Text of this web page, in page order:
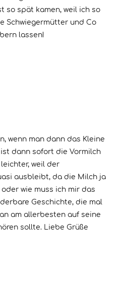
so spät kamen, weil ich so
Schwiegermütter und Co
lassen!
wenn man dann das Kleine
dann sofort die Vormilch
weil der
ausbleibt, da die Milch ja
wie muss ich mir das
Geschichte, die mal
am allerbesten auf seine
sollte. Liebe Grüße